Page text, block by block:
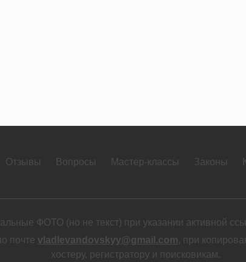
Отзывы Вопросы Мастер-классы Законы
ФОТО (но не текст) при указании активной
почте vladlevandovskyy@gmail.com, при
хостеру, регистратору и поисковикам.